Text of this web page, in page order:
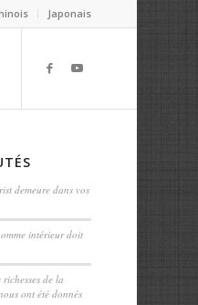
Japonais
demeure dans vos
intérieur doit
de la
ont été donnés